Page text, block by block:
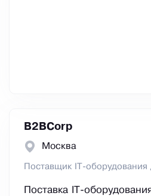
B2BCorp
Москва
Поставщик IT-оборудования
Поставка IT-